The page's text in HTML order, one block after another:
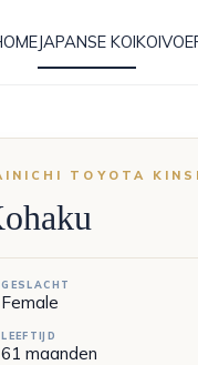
JAPANSE KOI
TOYOTA
GESLACHT
Female
LEEFTIJD
61 maanden